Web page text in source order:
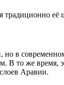
в
В то же время,
Аравии.